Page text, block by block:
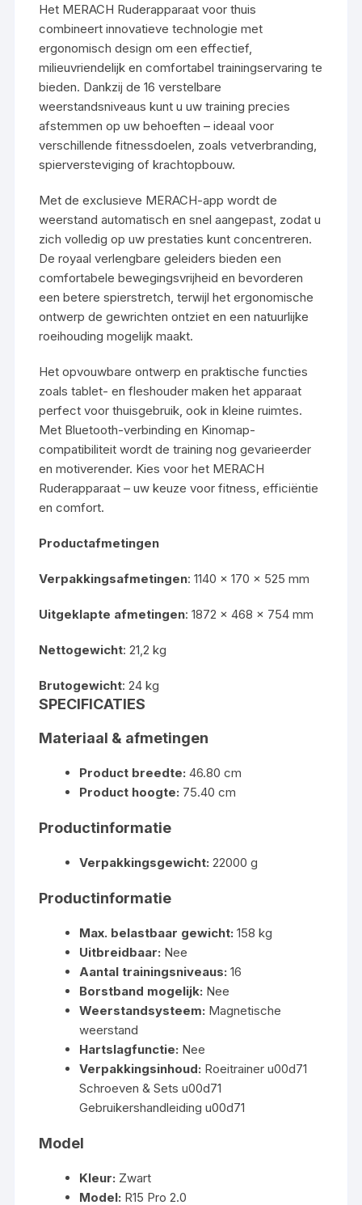
Het MERACH Ruderapparaat voor thuis
combineert innovatieve technologie met
ergonomisch design om een effectief,
milieuvriendelijk en comfortabel trainingservaring te
bieden. Dankzij de 16 verstelbare
weerstandsniveaus kunt u uw training precies
afstemmen op uw behoeften – ideaal voor
verschillende fitnessdoelen, zoals vetverbranding,
spierversteviging of krachtopbouw.
Met de exclusieve MERACH-app wordt de
weerstand automatisch en snel aangepast, zodat u
zich volledig op uw prestaties kunt concentreren.
De royaal verlengbare geleiders bieden een
comfortabele bewegingsvrijheid en bevorderen
een betere spierstretch, terwijl het ergonomische
ontwerp de gewrichten ontziet en een natuurlijke
roeihouding mogelijk maakt.
Het opvouwbare ontwerp en praktische functies
zoals tablet- en fleshouder maken het apparaat
perfect voor thuisgebruik, ook in kleine ruimtes.
Met Bluetooth-verbinding en Kinomap-
compatibiliteit wordt de training nog gevarieerder
en motiverender. Kies voor het MERACH
Ruderapparaat – uw keuze voor fitness, efficiëntie
en comfort.
Productafmetingen
Verpakkingsafmetingen: 1140 × 170 × 525 mm
Uitgeklapte afmetingen: 1872 × 468 × 754 mm
Nettogewicht: 21,2 kg
Brutogewicht: 24 kg
SPECIFICATIES
Materiaal & afmetingen
Product breedte: 46.80 cm
Product hoogte: 75.40 cm
Productinformatie
Verpakkingsgewicht: 22000 g
Productinformatie
Max. belastbaar gewicht: 158 kg
Uitbreidbaar: Nee
Aantal trainingsniveaus: 16
Borstband mogelijk: Nee
Weerstandsysteem: Magnetische
weerstand
Hartslagfunctie: Nee
Verpakkingsinhoud: Roeitrainer u00d71
Schroeven & Sets u00d71
Gebruikershandleiding u00d71
Model
Kleur: Zwart
Model: R15 Pro 2.0